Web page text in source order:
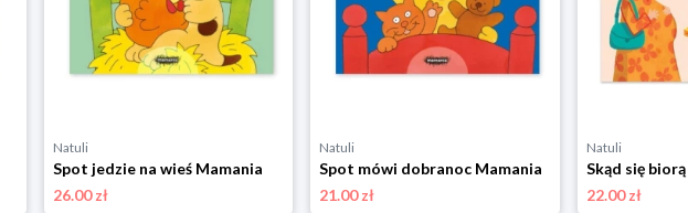
Natuli
Spot jedzie na wieś Mamania
26.00 zł
Natuli
Spot mówi dobranoc Mamania
21.00 zł
Natuli
22.00 zł